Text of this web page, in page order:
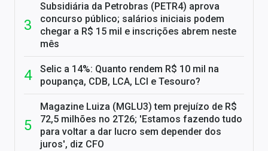
Subsidiária da Petrobras (PETR4) aprova
concurso público; salários iniciais podem
chegar a R$ 15 mil e inscrições abrem neste
mês
Selic a 14%: Quanto rendem R$ 10 mil na
poupança, CDB, LCA, LCI e Tesouro?
Magazine Luiza (MGLU3) tem prejuízo de R$
72,5 milhões no 2T26; 'Estamos fazendo tudo
para voltar a dar lucro sem depender dos
juros', diz CFO